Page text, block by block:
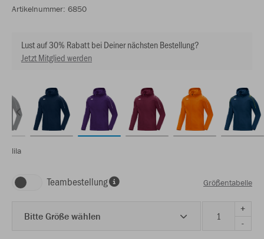
Artikelnummer: 6850
Lust auf 30% Rabatt bei Deiner nächsten Bestellung?
Jetzt Mitglied werden
lila
Teambestellung Größentabelle
Bitte Größe wählen
+
-